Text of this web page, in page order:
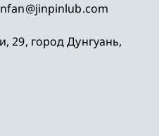
29, город Дунгуань,